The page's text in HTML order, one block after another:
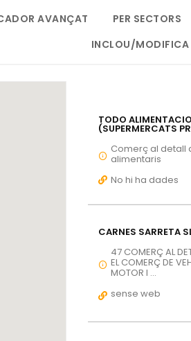
AVANÇAT PER SECTORS
INCLOU/MODIFICA
TODO
(SUPERMERCATS
Comerç al detall
alimentaris
No hi ha dades
CARNES SARRETA
47 COMERÇ AL
EL COMERÇ DE
MOTOR I ...
sense web